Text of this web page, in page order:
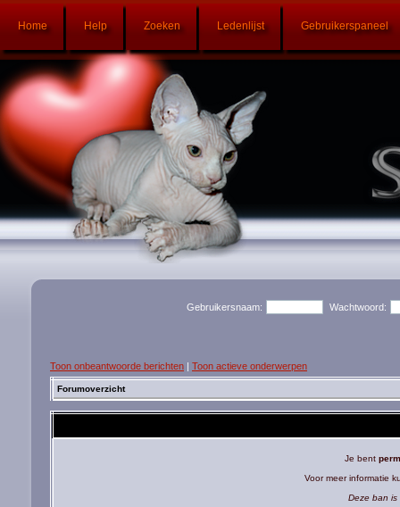
Home Help Zoeken Ledenlijst Gebruikerspaneel
Gebruikersnaam: Wachtwoord:
Toon onbeantwoorde berichten | Toon actieve onderwerpen
Forumoverzicht
Je bent
Voor meer informatie
Deze ban is